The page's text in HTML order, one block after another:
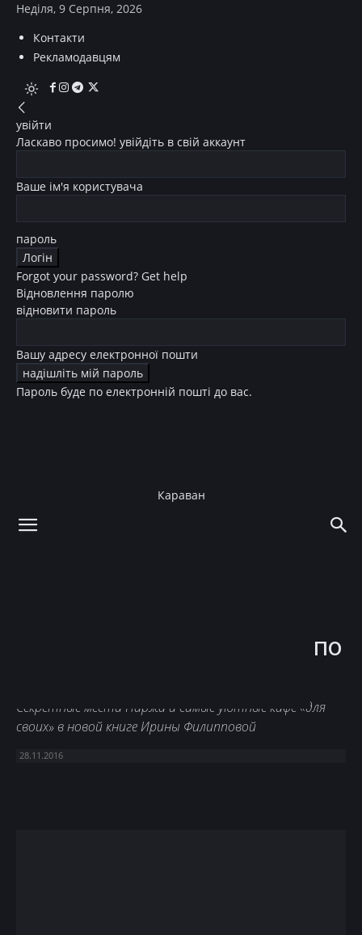
Неділя, 9 Серпня, 2026
Контакти
Рекламодавцям
увійти
Ласкаво просимо! увійдіть в свій аккаунт
Ваше ім'я користувача
пароль
Forgot your password? Get help
Відновлення паролю
відновити пароль
Вашу адресу електронної пошти
Пароль буде по електронній пошті до вас.
Караван
упаковке”: изящный гид по
Секретные места Паржа и самые уютные кафе «для
своих» в новой книге Ирины Филипповой
28.11.2016